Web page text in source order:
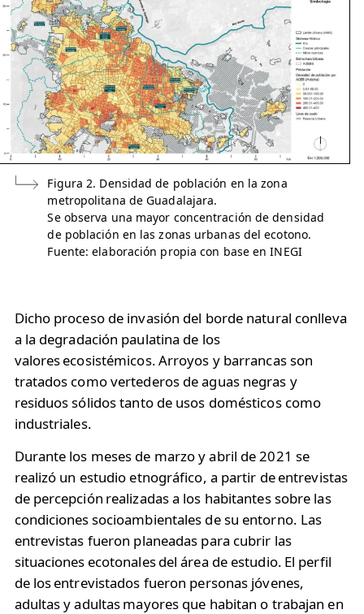
Figura 2. Densidad de población en la zona
metropolitana de Guadalajara.
Se observa una mayor concentración de densidad
de población en las zonas urbanas del ecotono.
Fuente: elaboración propia con base en INEGI
Dicho proceso de invasión del borde natural conlleva
a la degradación paulatina de los
valores ecosistémicos. Arroyos y barrancas son
tratados como vertederos de aguas negras y
residuos sólidos tanto de usos domésticos como
industriales.
Durante los meses de marzo y abril de 2021 se
realizó un estudio etnográfico, a partir de entrevistas
de percepción realizadas a los habitantes sobre las
condiciones socioambientales de su entorno.​ Las
entrevistas fueron planeadas para cubrir las
situaciones ecotonales del área de estudio. El perfil
de los entrevistados fueron personas jóvenes,
adultas y adultas mayores que habitan o trabajan en